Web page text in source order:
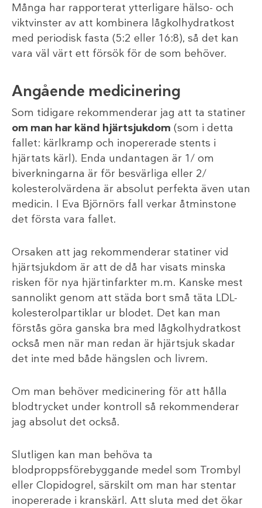
Många har rapporterat ytterligare hälso- och
viktvinster av att kombinera lågkolhydratkost
med periodisk fasta (5:2 eller 16:8), så det kan
vara väl värt ett försök för de som behöver.
Angående medicinering
Som tidigare rekommenderar jag att ta statiner
om man har känd hjärtsjukdom (som i detta
fallet: kärlkramp och inopererade stents i
hjärtats kärl). Enda undantagen är 1/ om
biverkningarna är för besvärliga eller 2/
kolesterolvärdena är absolut perfekta även utan
medicin. I Eva Björnörs fall verkar åtminstone
det första vara fallet.
Orsaken att jag rekommenderar statiner vid
hjärtsjukdom är att de då har visats minska
risken för nya hjärtinfarkter m.m. Kanske mest
sannolikt genom att städa bort små täta LDL-
kolesterolpartiklar ur blodet. Det kan man
förstås göra ganska bra med lågkolhydratkost
också men när man redan är hjärtsjuk skadar
det inte med både hängslen och livrem.
Om man behöver medicinering för att hålla
blodtrycket under kontroll så rekommenderar
jag absolut det också.
Slutligen kan man behöva ta
blodproppsförebyggande medel som Trombyl
eller Clopidogrel, särskilt om man har stentar
inopererade i kranskärl. Att sluta med det ökar